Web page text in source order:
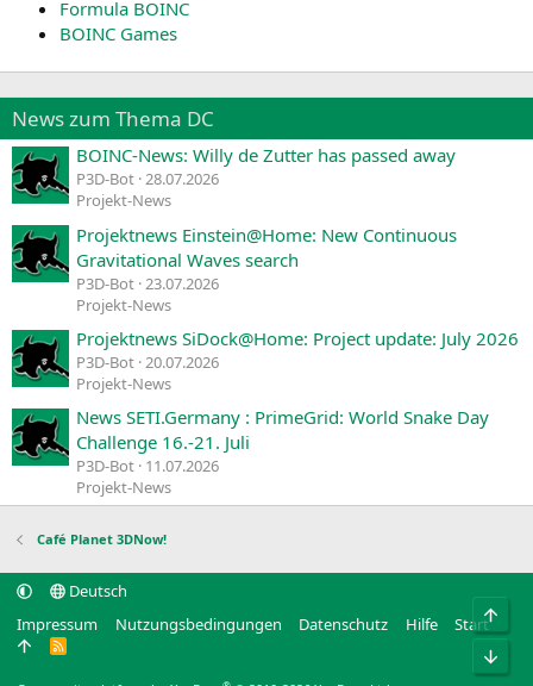
Formula BOINC
BOINC Games
News zum Thema DC
BOINC-News: Willy de Zutter has passed away
P3D-Bot 28.07.2026
Projekt-News
Projektnews Einstein@Home: New Continuous
Gravitational Waves search
P3D-Bot 23.07.2026
Projekt-News
Projektnews SiDock@Home: Project update: July 2026
P3D-Bot 20.07.2026
Projekt-News
News SETI.Germany : PrimeGrid: World Snake Day
Challenge 16.-21. Juli
P3D-Bot 11.07.2026
Projekt-News
Café Planet 3DNow!
Deutsch
Impressum
Nutzungsbedingungen Datenschutz Hilfe Start
R